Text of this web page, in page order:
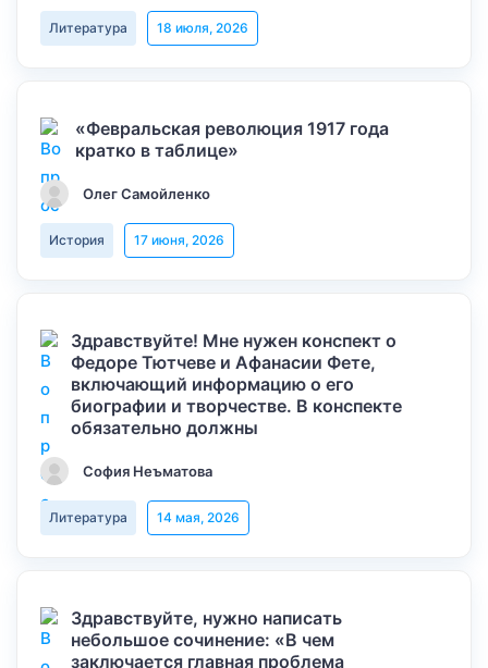
Литература 18 июля, 2026
«Февральская революция 1917 года
кратко в таблице»
Олег Самойленко
История 17 июня, 2026
Здравствуйте! Мне нужен конспект о
Федоре Тютчеве и Афанасии Фете,
включающий информацию о его
биографии и творчестве. В конспекте
обязательно должны
София Неъматова
Литература 14 мая, 2026
Здравствуйте, нужно написать
небольшое сочинение: «В чем
заключается главная проблема